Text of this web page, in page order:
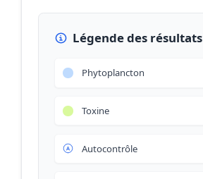
Légende des résultats
Phytoplancton
Toxine
Autocontrôle